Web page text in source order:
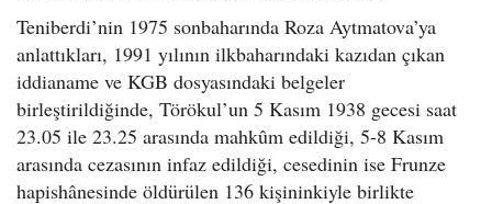
Teniberdi’nin 1975 sonbaharında Roza Aytmatova’ya
anlattıkları, 1991 yılının ilkbaharındaki kazıdan çıkan
iddianame ve KGB dosyasındaki belgeler
birleştirildiğinde, Törökul’un 5 Kasım 1938 gecesi saat
23.05 ile 23.25 arasında mahkûm edildiği, 5-8 Kasım
arasında cezasının infaz edildiği, cesedinin ise Frunze
hapishânesinde öldürülen 136 kişininkiyle birlikte